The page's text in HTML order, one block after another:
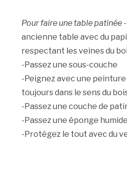
Pour faire une table patinée
ancienne table avec du
respectant les veines du
-Passez une sous-couche
-Peignez avec une
toujours dans le sens du
-Passez une couche de
-Passez une éponge
-Protégez le tout avec du